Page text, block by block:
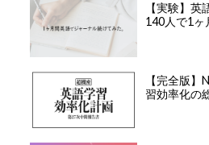
【実験】英
140人で1ヶ
【完全版
習効率化の